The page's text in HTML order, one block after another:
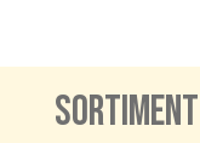
Sortiment